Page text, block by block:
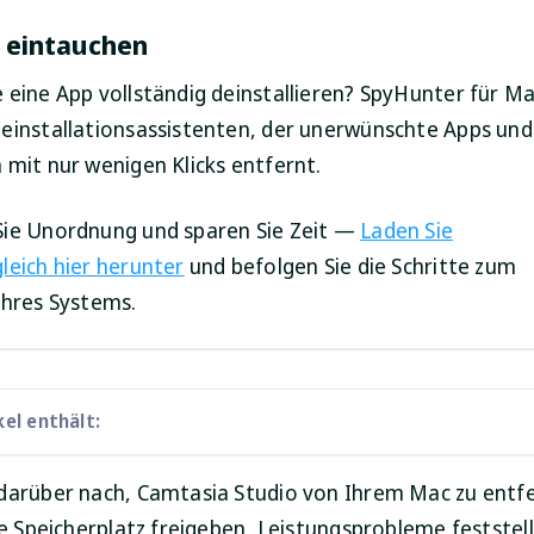
eine App vollständig deinstallieren? SpyHunter für
der unerwünschte Apps
mit nur wenigen Klicks entfernt.
Unordnung und sparen Sie Zeit — Laden Sie
hier herunter und befolgen Sie die Schritte zum
Systems.
enthält:
nach, Camtasia Studio von Ihrem Mac zu
Speicherplatz freigeben, Leistungsprobleme